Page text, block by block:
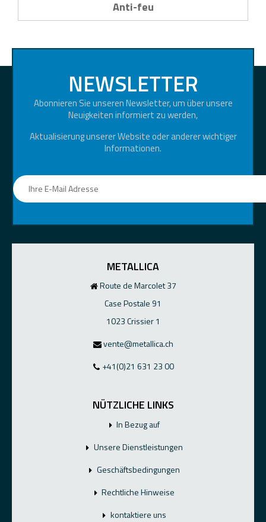
Anti-feu
NEWSLETTER
Abonnieren Sie unseren Newsletter, um über unsere
Neuigkeiten informiert zu werden,
Aktualisierung unserer Website oder anderer wichtiger
Informationen.
METALLICA
Route de Marcolet 37
Case Postale 91
1023 Crissier 1
vente@metallica.ch
+41(0)21 631 23 00
NÜTZLICHE LINKS
In Bezug auf
Unsere Dienstleistungen
Geschäftsbedingungen
Rechtliche Hinweise
kontaktiere uns